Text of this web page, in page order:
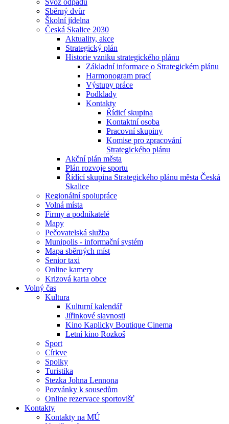
Svoz odpadů
Sběrný dvůr
Školní jídelna
Česká Skalice 2030
Aktuality, akce
Strategický plán
Historie vzniku strategického plánu
Základní informace o Strategickém plánu
Harmonogram prací
Výstupy práce
Podklady
Kontakty
Řídicí skupina
Kontaktní osoba
Pracovní skupiny
Komise pro zpracování
Strategického plánu
Akční plán města
Plán rozvoje sportu
Řídící skupina Strategického plánu města Česká
Skalice
Regionální spolupráce
Volná místa
Firmy a podnikatelé
Mapy
Pečovatelská služba
Munipolis - informační systém
Mapa sběrných míst
Senior taxi
Online kamery
Krizová karta obce
Volný čas
Kultura
Kulturní kalendář
Jiřinkové slavnosti
Kino Kaplicky Boutique Cinema
Letní kino Rozkoš
Sport
Církve
Spolky
Turistika
Stezka Johna Lennona
Pozvánky k sousedům
Online rezervace sportovišť
Kontakty
Kontakty na MÚ